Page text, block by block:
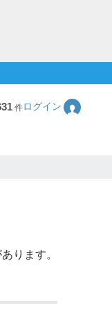
件ログイン
ります。